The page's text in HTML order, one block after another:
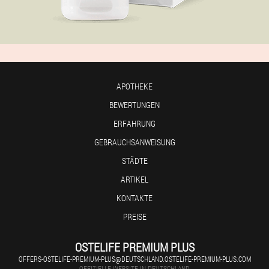
APOTHEKE
BEWERTUNGEN
ERFAHRUNG
GEBRAUCHSANWEISUNG
STÄDTE
ARTIKEL
KONTAKTE
PREISE
OSTELIFE PREMIUM PLUS
OFFERS-OSTELIFE-PREMIUM-PLUS@DEUTSCHLAND.OSTELIFE-PREMIUM-PLUS.COM